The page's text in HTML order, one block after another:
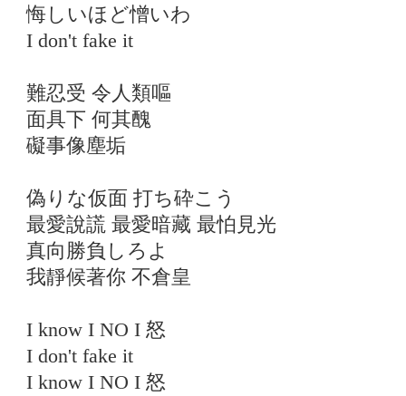
悔しいほど憎いわ
I don't fake it
難忍受 令人類嘔
面具下 何其醜
礙事像塵垢
偽りな仮面 打ち砕こう
最愛說謊 最愛暗藏 最怕見光
真向勝負しろよ
我靜候著你 不倉皇
I know I NO I 怒
I don't fake it
I know I NO I 怒